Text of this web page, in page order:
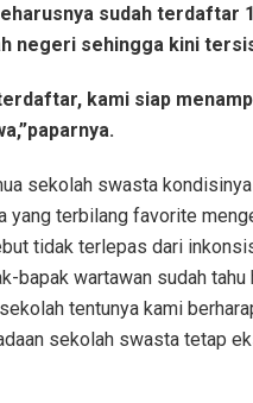
sudah terdaftar
negeri sehingga kini
kami siap
sekolah swasta
yang terbilang favorite
tidak terlepas dari
bapak wartawan sudah
tentunya kami
sekolah swasta tetap